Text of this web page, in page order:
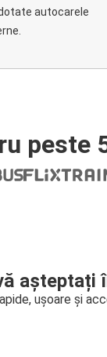
autocarele
peste
așteptați
ușoare și